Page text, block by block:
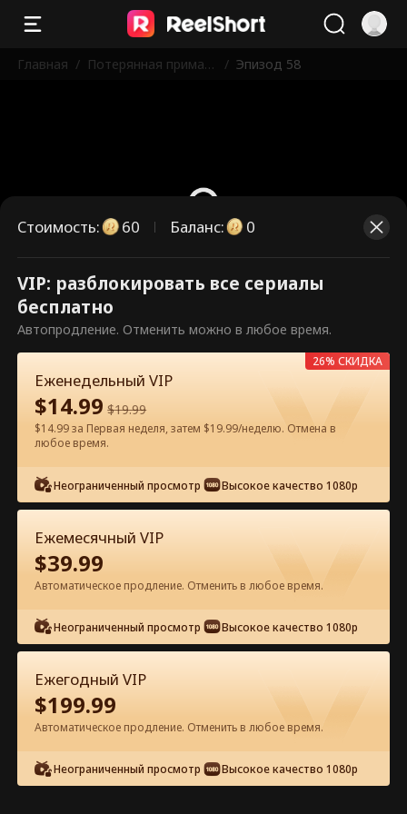
Главная / Потерянная прима-б
/ Эпизод 58
Это платные эпизоды.
Разблокируйте, чтобы смотреть.
60Разблокировать сейчас
Смотреть бесплатно в приложении
Эпизод 58 - Потерянная прима-
балерина Полный фильм
0-49 50-91 Все эпизоды
59
Стоимость: 60 Баланс: 0
VIP: разблокировать все сериалы
бесплатно
Автопродление. Отменить можно в любое время.
Еженедельный VIP
$14.99 $19.99
$14.99 за Первая неделя, затем $19.99/неделю. Отмена в
любое время.
Неограниченный просмотр Высокое качество 1080p
26% СКИДКА
Ежемесячный VIP
$39.99
Автоматическое продление. Отменить в любое время.
Неограниченный просмотр Высокое качество 1080p
Ежегодный VIP
$199.99
Автоматическое продление. Отменить в любое время.
Неограниченный просмотр Высокое качество 1080p